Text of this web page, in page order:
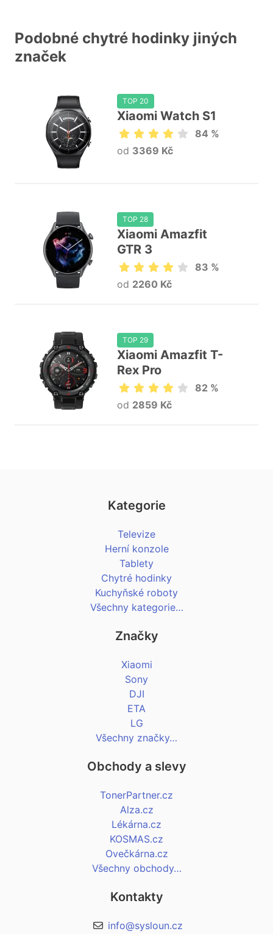
Podobné chytré hodinky jiných
značek
TOP 20
Xiaomi Watch S1
84 %
od 3369 Kč
TOP 28
Xiaomi Amazfit
GTR 3
83 %
od 2260 Kč
TOP 29
Xiaomi Amazfit T-
Rex Pro
82 %
od 2859 Kč
Kategorie
Televize
Herní konzole
Tablety
Chytré hodinky
Kuchyňské roboty
Všechny kategorie…
Značky
Xiaomi
Sony
DJI
ETA
LG
Všechny značky…
Obchody a slevy
TonerPartner.cz
Alza.cz
Lékárna.cz
KOSMAS.cz
Ovečkárna.cz
Všechny obchody…
Kontakty
info@sysloun.cz